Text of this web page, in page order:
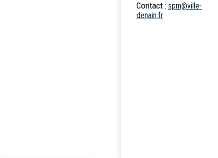
Contact : spm@ville-
denain.fr